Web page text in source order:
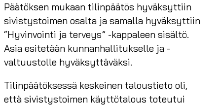
Päätöksen mukaan tilinpäätös hyväksyttiin
sivistystoimen osalta ja samalla hyväksyttiin
“Hyvinvointi ja terveys” -kappaleen sisältö.
Asia esitetään kunnanhallitukselle ja -
valtuustolle hyväksyttäväksi.
Tilinpäätöksessä keskeinen taloustieto oli,
että sivistystoimen käyttötalous toteutui